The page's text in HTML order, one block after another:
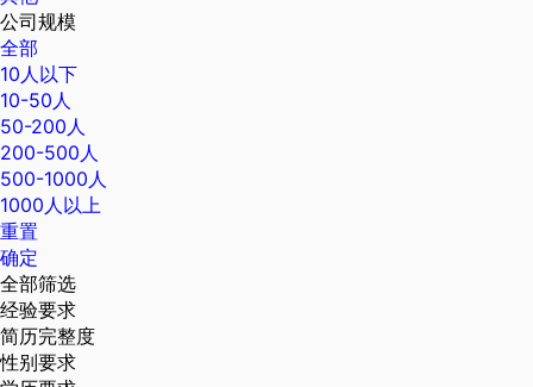
公司规模
全部
10人以下
10-50人
50-200人
200-500人
500-1000人
1000人以上
重置
确定
全部筛选
经验要求
简历完整度
性别要求